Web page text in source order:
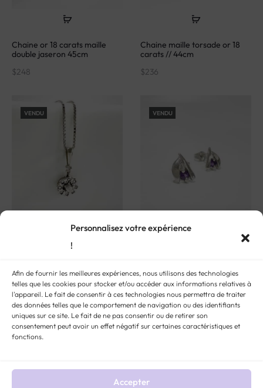
Personnalisez votre expérience
!
Afin de fournir les meilleures expériences, nous utilisons des technologies
telles que les cookies pour stocker et/ou accéder aux informations relatives à
l'appareil. Le fait de consentir à ces technologies nous permettra de traiter
des données telles que le comportement de navigation ou des identifiants
uniques sur ce site. Le fait de ne pas consentir ou de retirer son
consentement peut avoir un effet négatif sur certaines caractéristiques et
fonctions.
Accepter
Chaine or 18 carats maille
double jaseron 45cm
$248
Chaine maille torsade or 18
carats // 44cm
$236
VENDU
diamant en or blanc « Elorise »
$409
VENDU
améthyste « Pétunia »
$271
VENDU VENDU